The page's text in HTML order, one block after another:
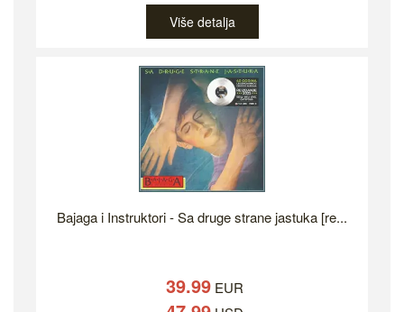
Više detalja
Bajaga i Instruktori - Sa druge strane jastuka [re...
39.99EUR